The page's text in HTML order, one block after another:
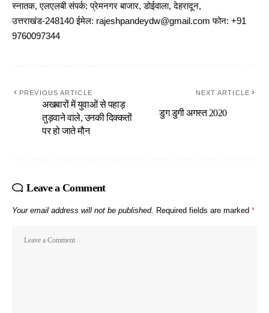
स्नातक, एलएलबी संपर्क: प्रेमनगर बाजार, डोईवाला, देहरादून,
उत्तराखंड-248140 ईमेल: rajeshpandeydw@gmail.com फोन: +91
9760097344
PREVIOUS ARTICLE
अखबारों में युवाओं से पहाड़
तुड़वाने वाले, उनकी दिक्कतों
पर हो जाते मौन
NEXT ARTICLE
डुग डुगी अगस्त 2020
Leave a Comment
Your email address will not be published. Required fields are marked *